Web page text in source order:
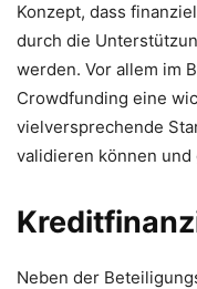
Konzept, dass
durch die
werden. Vor allem im
Crowdfunding eine
vielversprechende
validieren können
Neben der